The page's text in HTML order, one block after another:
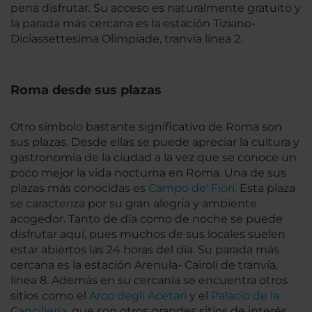
pena disfrutar. Su acceso es naturalmente gratuito y
la parada más cercana es la estación Tiziano-
Diciassettesima Olimpiade, tranvía línea 2.
Roma desde sus plazas
Otro símbolo bastante significativo de Roma son
sus plazas. Desde ellas se puede apreciar la cultura y
gastronomía de la ciudad a la vez que se conoce un
poco mejor la vida nocturna en Roma. Una de sus
plazas más conocidas es Campo de' Fiori. Esta plaza
se caracteriza por su gran alegría y ambiente
acogedor. Tanto de día como de noche se puede
disfrutar aquí, pues muchos de sus locales suelen
estar abiertos las 24 horas del día. Su parada más
cercana es la estación Arenula- Cairoli de tranvía,
línea 8. Además en su cercanía se encuentra otros
sitios como el Arco degli Acetari y el Palacio de la